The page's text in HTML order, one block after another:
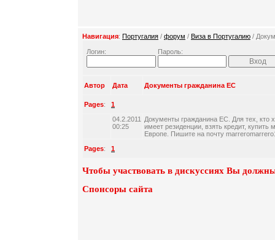
Навигация: Португалия / форум / Виза в Португалию /
Логин: Пароль:
Автор Дата Документы гражданина ЕС
Pages: 1
04.2.2011
00:25
Документы гражданина ЕС. Для тех, кто
имеет резиденции, взять кредит, купить
Европе. Пишите на почту
Pages: 1
Чтобы участвовать в дискуссиях Вы
Спонсоры сайта